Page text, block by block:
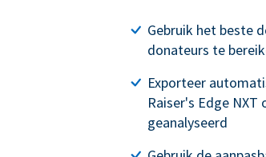
Gebruik het beste
donateurs te
Exporteer
Raiser's Edge
geanalyseerd